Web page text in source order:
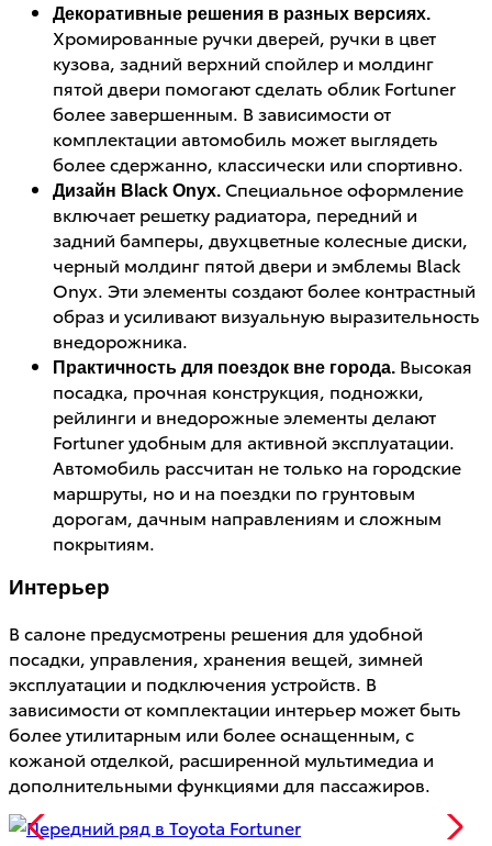
Декоративные решения в разных версиях.
Хромированные ручки дверей, ручки в цвет
кузова, задний верхний спойлер и молдинг
пятой двери помогают сделать облик Fortuner
более завершенным. В зависимости от
комплектации автомобиль может выглядеть
более сдержанно, классически или спортивно.
Дизайн Black Onyx. Специальное оформление
включает решетку радиатора, передний и
задний бамперы, двухцветные колесные диски,
черный молдинг пятой двери и эмблемы Black
Onyx. Эти элементы создают более контрастный
образ и усиливают визуальную выразительность
внедорожника.
Практичность для поездок вне города. Высокая
посадка, прочная конструкция, подножки,
рейлинги и внедорожные элементы делают
Fortuner удобным для активной эксплуатации.
Автомобиль рассчитан не только на городские
маршруты, но и на поездки по грунтовым
дорогам, дачным направлениям и сложным
покрытиям.
Интерьер
В салоне предусмотрены решения для удобной
посадки, управления, хранения вещей, зимней
эксплуатации и подключения устройств. В
зависимости от комплектации интерьер может быть
более утилитарным или более оснащенным, с
кожаной отделкой, расширенной мультимедиа и
дополнительными функциями для пассажиров.